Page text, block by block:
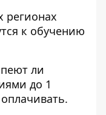
регионах
к обучению
ли
до 1